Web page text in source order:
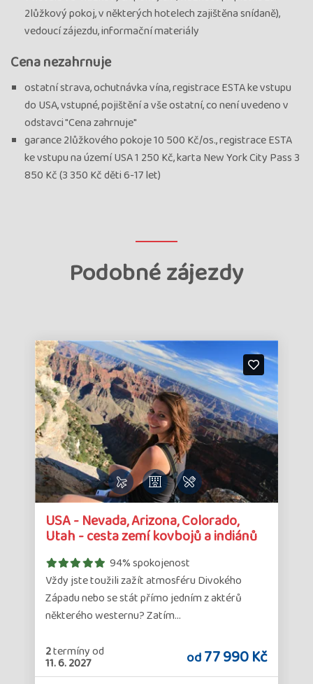
2lůžkový pokoj, v některých hotelech zajištěna snídaně),
vedoucí zájezdu, informační materiály
Cena nezahrnuje
ostatní strava, ochutnávka vína, registrace ESTA ke vstupu
do USA, vstupné, pojištění a vše ostatní, co není uvedeno v
odstavci "Cena zahrnuje"
garance 2lůžkového pokoje 10 500 Kč/os., registrace ESTA
ke vstupu na území USA 1 250 Kč, karta New York City Pass 3
850 Kč (3 350 Kč děti 6-17 let)
Podobné zájezdy
USA - Nevada, Arizona, Colorado,
Utah - cesta zemí kovbojů a indiánů
94% spokojenost
Vždy jste toužili zažít atmosféru Divokého
Západu nebo se stát přímo jedním z aktérů
některého westernu? Zatím…
2termínyod
11. 6. 2027 od77 990 Kč
Detail
zájezdu